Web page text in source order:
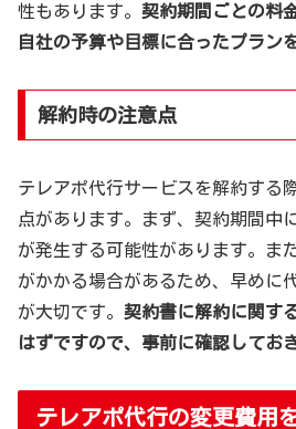
性もあります。 契約期間ごとの料
自社の予算や目標に合ったプラン
解約時の注意点
テレアポ代行サービスを解約する
点があります。まず、契約期間中
が発生する可能性があります。ま
がかかる場合があるため、早めに
が大切です。 契約書に解約に関す
はずですので、事前に確認してお
テレアポ代行の変更費用